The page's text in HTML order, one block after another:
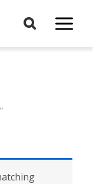
Main